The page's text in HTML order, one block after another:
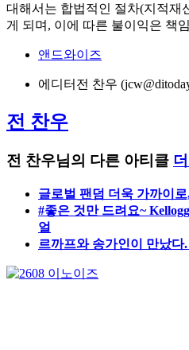
대해서는 합법적인 절차(지적재
게 되며, 이에 따른 불이익은 책
앤드와이즈
에디터 전 찬우
전 찬우
전 찬우님의 다른 아티클
글로벌 팬덤 더욱 가까이
#좋은 것만 드려요~
얼
르까프와 송가인이 만났다